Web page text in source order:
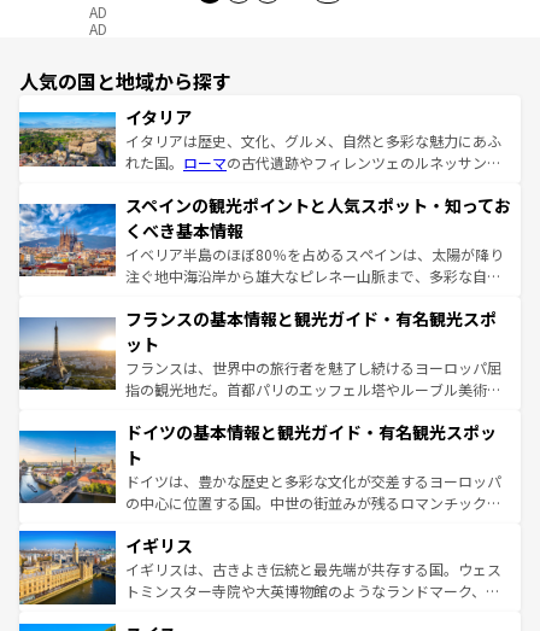
AD
AD
人気の国と地域から探す
イタリア
イタリアは歴史、文化、グルメ、自然と多彩な魅力にあふ
れた国。 ローマの古代遺跡やフィレンツェのルネッサンス
ろん、トスカーナの美しい田園風景やアマルフィ海岸の絶
景など、自然景観も見逃せない。観光の合間には、本場の
ピザやパスタなど、絶品のイタリア料理を堪能することも
できる。朝目覚めてから夜眠るまで、すべての瞬間を楽し
なお、新着のイタリア情報はコンテンツ一覧を参照してほ
しい。
スペインの観光ポイントと人気スポット・知ってお
くべき基本情報
イベリア半島のほぼ80％を占めるスペインは、太陽が降り
注ぐ地中海沿岸から雄大なピレネー山脈まで、多彩な自然
文化が根付くこの国では、情熱的なフラメンコ、熱気あふ
れる闘牛、そして美味しいタパスが生活の一部となってい
る。首都マドリードの洗練された雰囲気や、バルセロナの
アートに溢れた街角から、地方では古代ローマ遺跡や中世
せる。地方によって風土や気候が異なるスペインはその個
ンテンツ一覧 を参照してほしい。
フランスの基本情報と観光ガイド・有名観光スポ
ット
フランスは、世界中の旅行者を魅了し続けるヨーロッパ屈
指の観光地だ。首都パリのエッフェル塔やルーブル美術館
で、幅広い魅力が詰まっている。華麗な宮殿、歴史的な大
聖堂、美しいビーチ、そして豊かな自然が、訪れる者を心
から魅了する。また、フランスは美食の国としても知ら
れ、フランス料理はユネスコ無形文化遺産にも登録されて
香り高いラベンダー畑など、多彩な楽しみ方が可能だ。さ
らに、パリ以外の地域にも魅力が溢れており、どの街角に
も豊かな歴史と文化が息づいている。パリ以外の個性あふ
ドイツの基本情報と観光ガイド・有名観光スポッ
ト
ドイツは、豊かな歴史と多彩な文化が交差するヨーロッパ
の中心に位置する国。中世の街並みが残るロマンチック街
顔を持つこの国は、どこを歩いても飽きることがない。ベ
ルリンの文化的活気、バイエルン州のアルプスの絶景、そ
してライン川沿いのワイン畑といった風景は必見。ビール
イギリス
イギリスは、古きよき伝統と最先端が共存する国。ウェス
トミンスター寺院や大英博物館のようなランドマーク、歴